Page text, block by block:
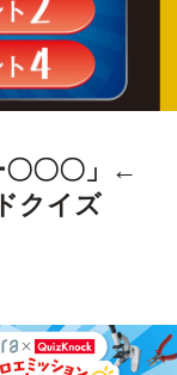
〇〇〇」←
クイズ